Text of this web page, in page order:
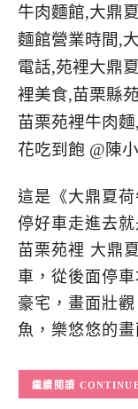
這是《大鼎夏
停好車走進去
苗栗苑裡 大鼎
車，從後面停
豪宅，畫面壯
魚，樂悠悠的